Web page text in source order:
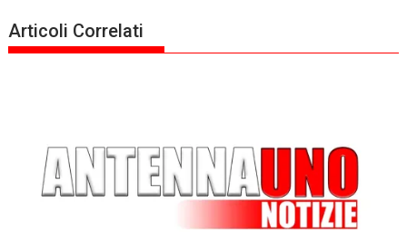
Articoli Correlati